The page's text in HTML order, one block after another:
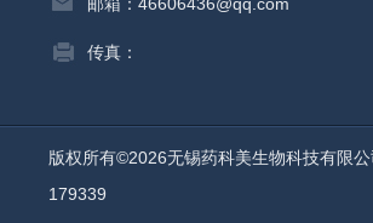
传真：
版权所有©2026无锡药科美生物科技有
179339